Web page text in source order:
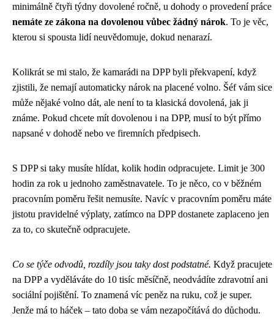
minimálně čtyři týdny dovolené ročně, u dohody o provedení práce
nemáte ze zákona na dovolenou vůbec žádný nárok. To je věc,
kterou si spousta lidí neuvědomuje, dokud nenarazí.
Kolikrát se mi stalo, že kamarádi na DPP byli překvapení, když
zjistili, že nemají automaticky nárok na placené volno. Šéf vám sice
může nějaké volno dát, ale není to ta klasická dovolená, jak ji
známe. Pokud chcete mít dovolenou i na DPP, musí to být přímo
napsané v dohodě nebo ve firemních předpisech.
S DPP si taky musíte hlídat, kolik hodin odpracujete. Limit je 300
hodin za rok u jednoho zaměstnavatele. To je něco, co v běžném
pracovním poměru řešit nemusíte. Navíc v pracovním poměru máte
jistotu pravidelné výplaty, zatímco na DPP dostanete zaplaceno jen
za to, co skutečně odpracujete.
Co se týče odvodů, rozdíly jsou taky dost podstatné. Když pracujete
na DPP a vyděláváte do 10 tisíc měsíčně, neodvádíte zdravotní ani
sociální pojištění. To znamená víc peněz na ruku, což je super.
Jenže má to háček – tato doba se vám nezapočítává do důchodu.